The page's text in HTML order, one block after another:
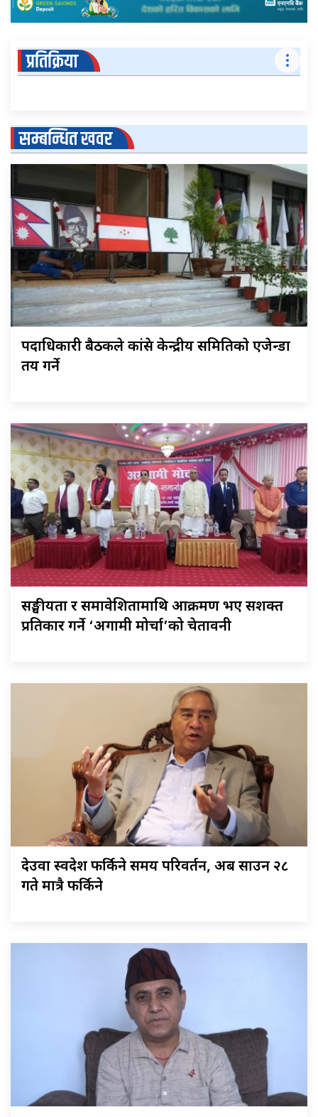
प्रतिक्रिया
सम्बन्धित खवर
पदाधिकारी बैठकले कांग्रेस केन्द्रीय समितिकाे एजेन्डा
तय गर्ने
सङ्घीयता र समावेशितामाथि आक्रमण भए सशक्त
प्रतिकार गर्ने ‘अग्रगामी मोर्चा’को चेतावनी
देउवा स्वदेश फर्किने समय परिवर्तन, अब साउन २८
गते मात्रै फर्किने